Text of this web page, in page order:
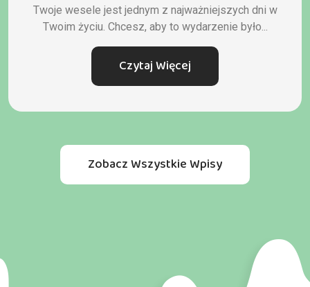
Twoje wesele jest jednym z najważniejszych dni w
Twoim życiu. Chcesz, aby to wydarzenie było...
Czytaj Więcej
Zobacz Wszystkie Wpisy